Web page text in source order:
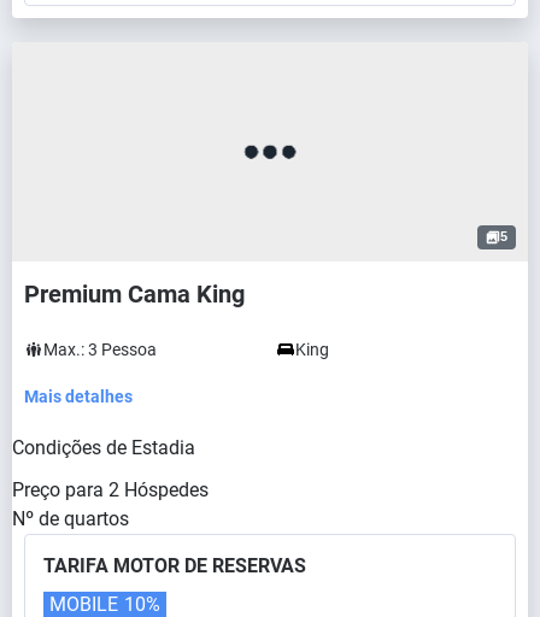
5
Premium Cama King
Max.:3 Pessoa King
Mais detalhes
Condições de Estadia
Preço para 2 Hóspedes
Nº de quartos
TARIFA MOTOR DE RESERVAS
MOBILE 10%